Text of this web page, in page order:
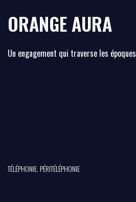
ORANGE AURA
Un engagement qui traverse les époques
TÉLÉPHONIE, PÉRITÉLÉPHONIE